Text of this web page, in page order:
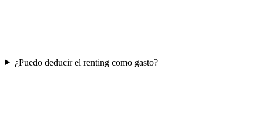
¿Puedo deducir el renting como gasto?